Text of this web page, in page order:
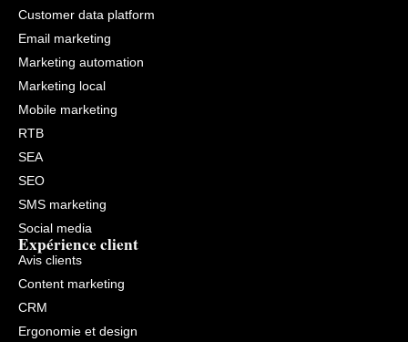
Customer data platform
Email marketing
Marketing automation
Marketing local
Mobile marketing
RTB
SEA
SEO
SMS marketing
Social media
Expérience client
Avis clients
Content marketing
CRM
Ergonomie et design